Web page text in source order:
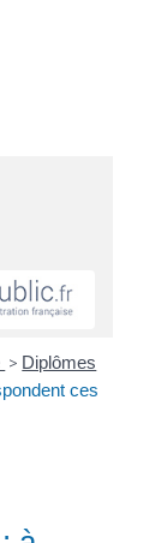
> Diplômes
ces